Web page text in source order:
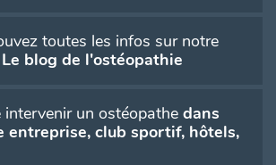
toutes les infos sur notre
Le blog de l'ostéopathie
intervenir un ostéopathe dans
entreprise, club sportif, hôtels,